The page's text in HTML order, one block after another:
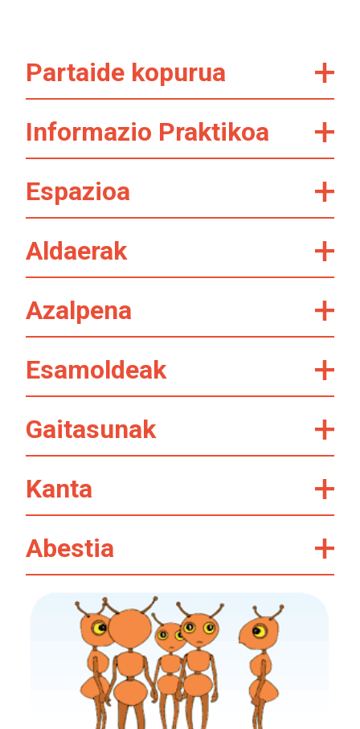
Partaide kopurua
Informazio Praktikoa
Espazioa
Aldaerak
Azalpena
Esamoldeak
Gaitasunak
Kanta
Abestia